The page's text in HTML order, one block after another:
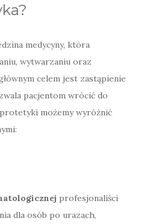
medycyny, która
wytwarzaniu oraz
celem jest zastąpienie
pacjentom wrócić do
możemy wyróżnić
profesjonaliści
dla osób po urazach,